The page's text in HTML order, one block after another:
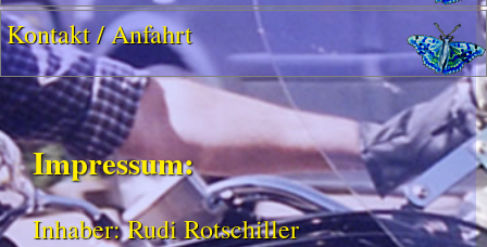
Kontakt / Anfahrt
Impressum:
Inhaber: Rudi Rotschiller